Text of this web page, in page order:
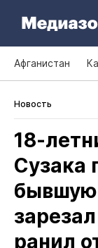
Афганистан
Новость
Сузака
бывшую
ранил